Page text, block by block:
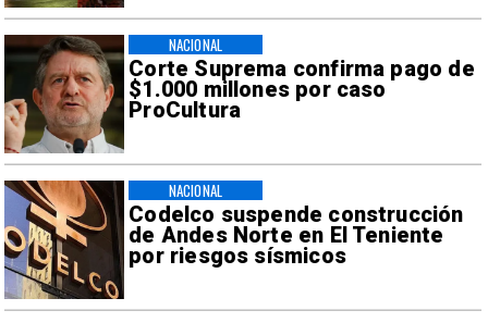
Corte Suprema confirma pago de
$1.000 millones por caso
ProCultura
NACIONAL
Codelco suspende construcción
de Andes Norte en El Teniente
por riesgos sísmicos
NACIONAL